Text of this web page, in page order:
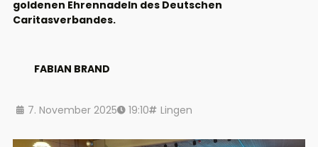
goldenen Ehrennadeln des Deutschen
Caritasverbandes.
FABIAN BRAND
7. November 2025 19:10 Lingen